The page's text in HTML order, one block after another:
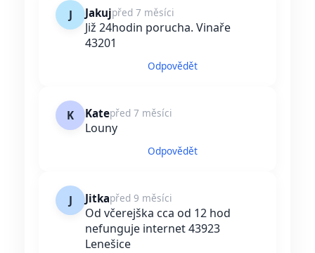
J Jakujpřed 7 měsíci
Již 24hodin porucha. Vinaře
43201
Odpovědět
K Katepřed 7 měsíci
Louny
Odpovědět
J Jitkapřed 9 měsíci
Od včerejška cca od 12 hod
nefunguje internet 43923
Lenešice